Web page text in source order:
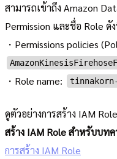
สามารถเข้าถึง Amazon
Permission และชื่อ Role ดั
・Permissions policies
・Role name:
ดูตัวอย่างการสร้าง IAM
สร้าง IAM Role สำหรับบท
การสร้าง IAM Role